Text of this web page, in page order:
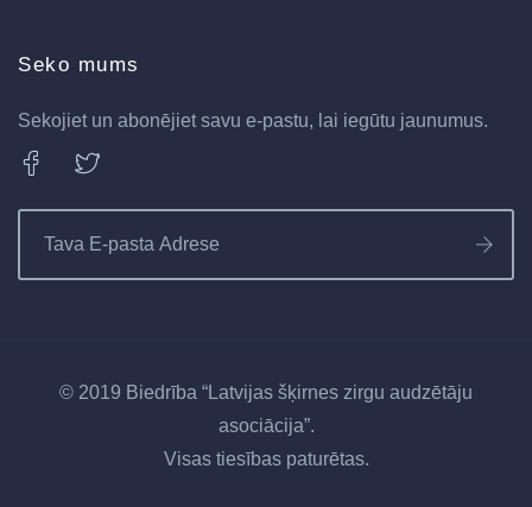
Seko mums
Sekojiet un abonējiet savu e-pastu, lai iegūtu jaunumus.
© 2019 Biedrība “Latvijas šķirnes zirgu audzētāju
asociācija”.
Visas tiesības paturētas.